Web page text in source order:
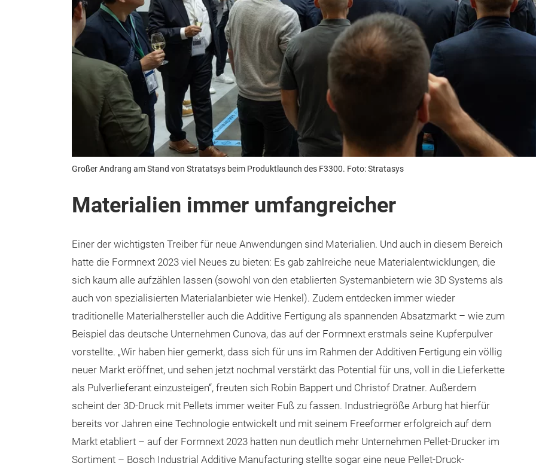
Großer Andrang am Stand von Stratatsys beim Produktlaunch des F3300. Foto: Stratasys
Materialien immer umfangreicher
Einer der wichtigsten Treiber für neue Anwendungen sind Materialien. Und auch in diesem Bereich
hatte die Formnext 2023 viel Neues zu bieten: Es gab zahlreiche neue Materialentwicklungen, die
sich kaum alle aufzählen lassen (sowohl von den etablierten Systemanbietern wie 3D Systems als
auch von spezialisierten Materialanbieter wie Henkel). Zudem entdecken immer wieder
traditionelle Materialhersteller auch die Additive Fertigung als spannenden Absatzmarkt – wie zum
Beispiel das deutsche Unternehmen Cunova, das auf der Formnext erstmals seine Kupferpulver
vorstellte. „Wir haben hier gemerkt, dass sich für uns im Rahmen der Additiven Fertigung ein völlig
neuer Markt eröffnet, und sehen jetzt nochmal verstärkt das Potential für uns, voll in die Lieferkette
als Pulverlieferant einzusteigen“, freuten sich Robin Bappert und Christof Dratner. Außerdem
scheint der 3D-Druck mit Pellets immer weiter Fuß zu fassen. Industriegröße Arburg hat hierfür
bereits vor Jahren eine Technologie entwickelt und mit seinem Freeformer erfolgreich auf dem
Markt etabliert – auf der Formnext 2023 hatten nun deutlich mehr Unternehmen Pellet-Drucker im
Sortiment – Bosch Industrial Additive Manufacturing stellte sogar eine neue Pellet-Druck-